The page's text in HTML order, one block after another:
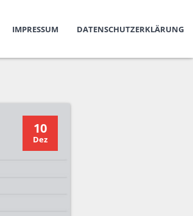
IMPRESSUM DATENSCHUTZERKLÄRUNG
10
Dez